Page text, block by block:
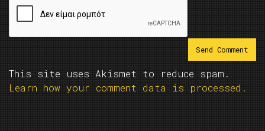
This site uses Akismet to reduce spam.
Learn how your comment data is processed.